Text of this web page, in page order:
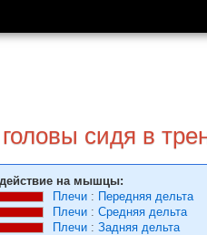
сидя в
на мышцы:
Плечи : Передняя дельта
Плечи : Средняя дельта
Плечи : Задняя дельта